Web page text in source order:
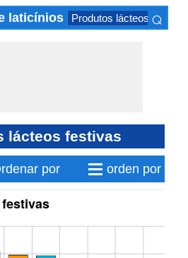
laticínios Produtos lácteos ⌕
lácteos festivas
≡ orden por
por